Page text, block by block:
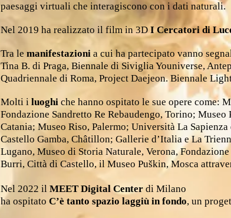
paesaggi virtuali che interagiscono con i dati naturali.
Nel 2019 ha realizzato il film in 3D I Cercatori di
Tra le manifestazioni a cui ha partecipato vanno
Tina B. di Praga, Biennale di Siviglia Youniverse,
Quadriennale di Roma, Project Daejeon. Biennale
Molti i luoghi che hanno ospitato le sue opere come:
Fondazione Sandretto Re Rebaudengo, Torino;
Catania; Museo Riso, Palermo; Università La
Castello Gamba, Châtillon; Gallerie d’Italia e La
Lugano, Museo di Storia Naturale, Verona,
Burri, Città di Castello, il Museo Puškin, Mosca
Nel 2022 il MEET Digital Center di Milano
ha ospitato C’è tanto spazio laggiù in fondo, un